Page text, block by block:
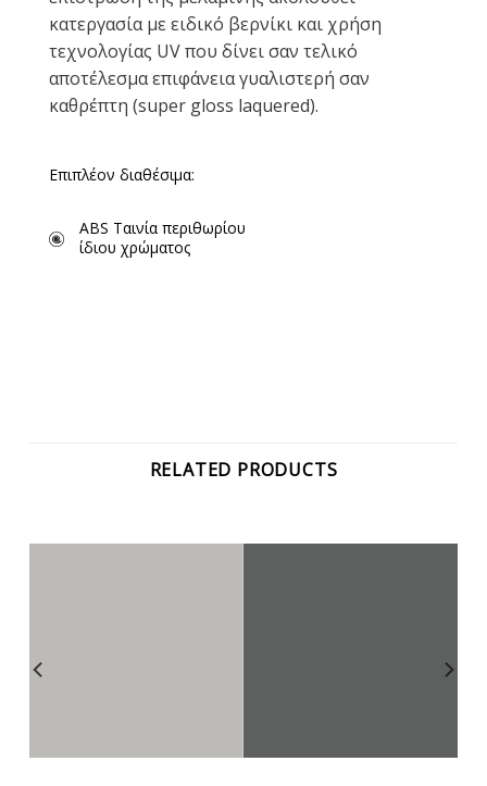
κατεργασία με ειδικό βερνίκι και χρήση
τεχνολογίας UV που δίνει σαν τελικό
αποτέλεσμα επιφάνεια γυαλιστερή σαν
καθρέπτη (super gloss laquered).
Επιπλέον διαθέσιμα:
ABS Ταινία περιθωρίου
ίδιου χρώματος
RELATED PRODUCTS